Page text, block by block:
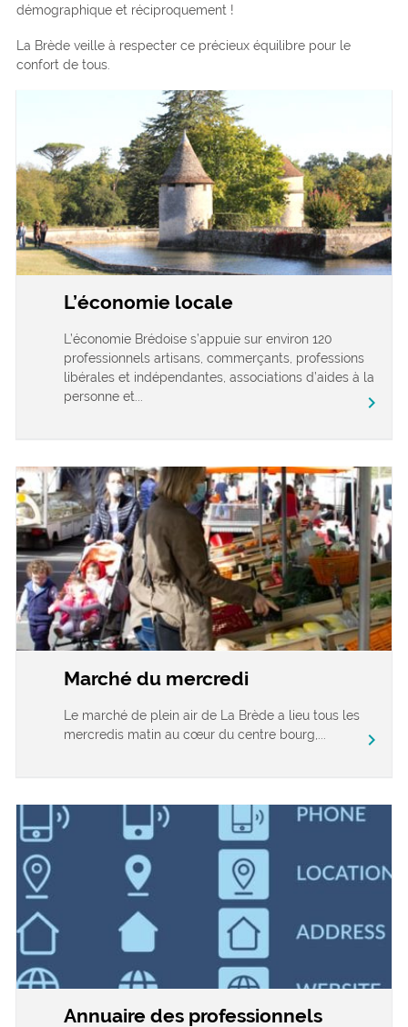
démographique et réciproquement !
La Brède veille à respecter ce précieux équilibre pour le
confort de tous.
L’économie locale
L’économie Brédoise s’appuie sur environ 120
professionnels artisans, commerçants, professions
libérales et indépendantes, associations d’aides à la
personne et...
chevron_right
Marché du mercredi
Le marché de plein air de La Brède a lieu tous les
mercredis matin au cœur du centre bourg,...
chevron_right
Annuaire des professionnels